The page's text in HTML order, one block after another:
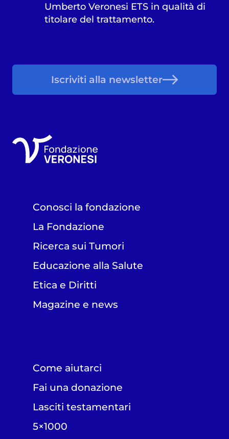
Umberto Veronesi ETS in qualità di
titolare del trattamento.
Iscriviti alla newsletter
Conosci la fondazione
La Fondazione
Ricerca sui Tumori
Educazione alla Salute
Etica e Diritti
Magazine e news
Come aiutarci
Fai una donazione
Lasciti testamentari
5×1000